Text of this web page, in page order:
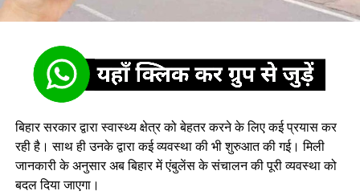
बिहार सरकार द्वारा स्वास्थ्य क्षेत्र को बेहतर करने के लिए कई प्रयास कर
रही है। साथ ही उनके द्वारा कई व्यवस्था की भी शुरुआत की गई। मिली
जानकारी के अनुसार अब बिहार में एंबुलेंस के संचालन की पूरी व्यवस्था को
बदल दिया जाएगा।